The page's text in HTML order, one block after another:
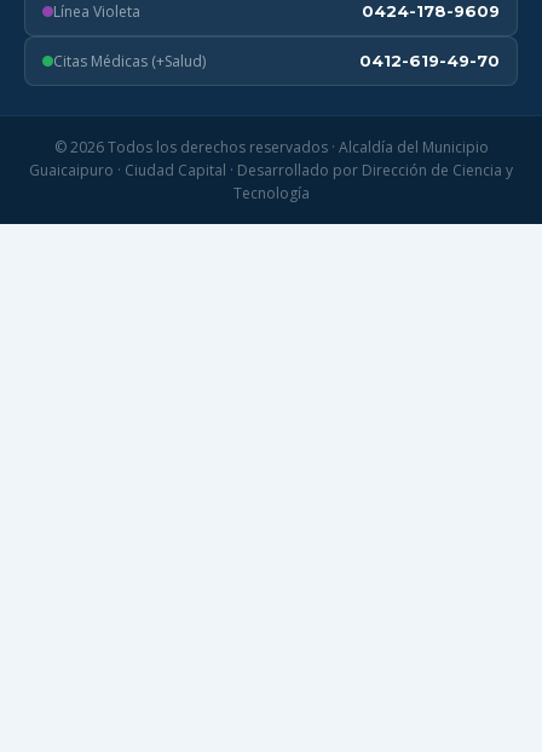
Línea Violeta 0424-178-9609
Citas Médicas (+Salud) 0412-619-49-70
© 2026 Todos los derechos reservados · Alcaldía del Municipio
Guaicaipuro · Ciudad Capital · Desarrollado por Dirección de Ciencia y
Tecnología